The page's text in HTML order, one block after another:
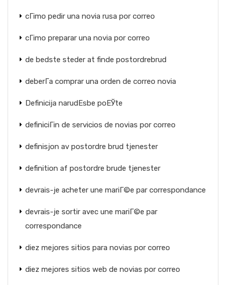
cГіmo pedir una novia rusa por correo
cГіmo preparar una novia por correo
de bedste steder at finde postordrebrud
deberГ­a comprar una orden de correo novia
Definicija narudЕѕbe poЕЎte
definiciГіn de servicios de novias por correo
definisjon av postordre brud tjenester
definition af postordre brude tjenester
devrais-je acheter une mariГ©e par correspondance
devrais-je sortir avec une mariГ©e par
correspondance
diez mejores sitios para novias por correo
diez mejores sitios web de novias por correo